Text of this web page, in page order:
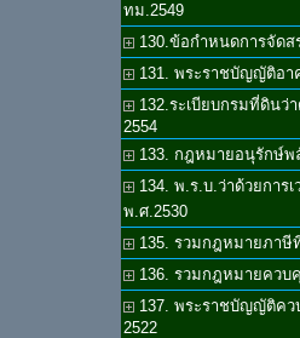
ทม.2549
130.ข้อกำหนดการจัดส
131. พระราชบัญญัติอา
132.ระเบียบกรมที่ดินว่
2554
133. กฎหมายอนุรักษ์พ
134. พ.ร.บ.ว่าด้วยการ
พ.ศ.2530
135. รวมกฎหมายภาษี
136. รวมกฎหมายควบ
137. พระราชบัญญัติค
2522